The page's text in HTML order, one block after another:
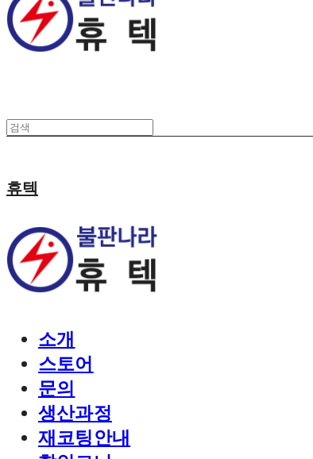
휴텍
소개
스토어
문의
생산과정
재코팅안내